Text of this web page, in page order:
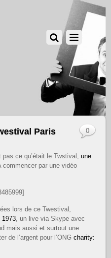
Paris
pas ce qu’était le Twstival,une
commencer par une vidéo
lors de ce Twestival,
1973, un live via Skype avec
mais aussi et surtout une
de l’argent pour l’ONGcharity:
0